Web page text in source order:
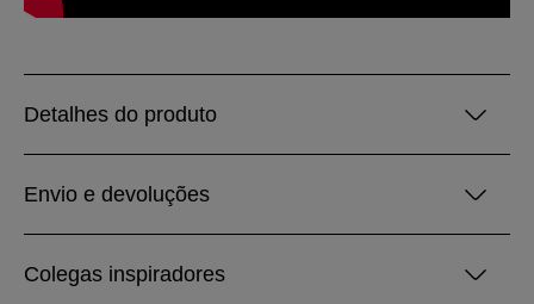
Detalhes do produto
Envio e devoluções
Colegas inspiradores